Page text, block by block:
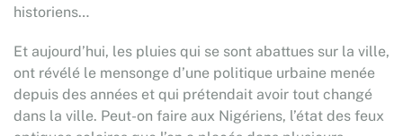
historiens…
Et aujourd’hui, les pluies qui se sont abattues sur la ville,
ont révélé le mensonge d’une politique urbaine menée
depuis des années et qui prétendait avoir tout changé
dans la ville. Peut-on faire aux Nigériens, l’état des feux